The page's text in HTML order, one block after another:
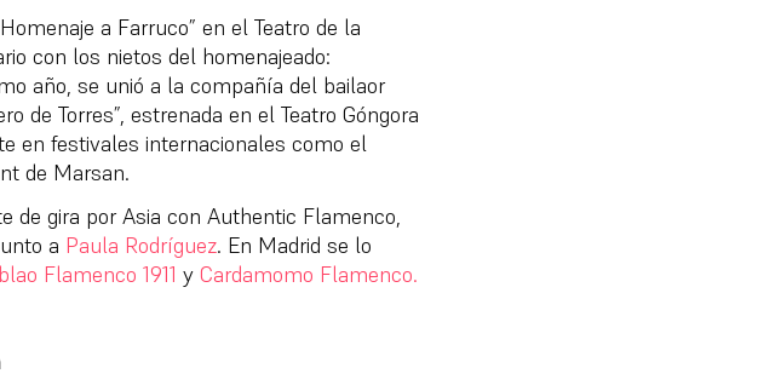
a Farruco” en el Teatro de la
con los nietos del homenajeado:
año, se unió a la compañía del bailaor
de Torres”, estrenada en el Teatro Góngora
en festivales internacionales como el
de Marsan.
de gira por Asia con Authentic Flamenco,
a Paula Rodríguez. En Madrid se lo
Flamenco 1911 y Cardamomo Flamenco.